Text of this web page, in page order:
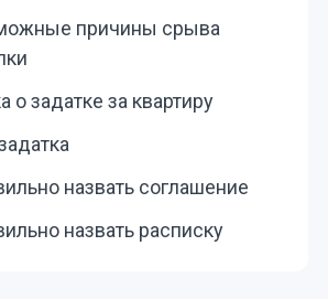
причины срыва
о задатке за квартиру
назвать соглашение
назвать расписку